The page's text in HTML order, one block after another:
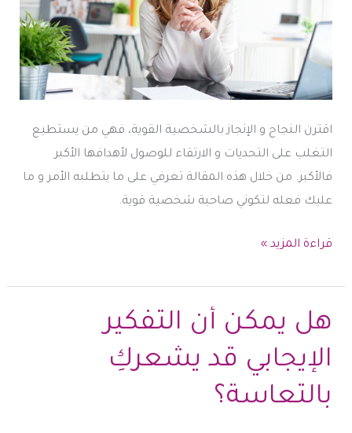
اقترن النجاح و الإنجاز بالشخصية القوية، فهي من يستطيع
التغلب على التحديات و الارتقاء للوصول لأهدافها الأكبر
فالأكبر. من خلال هذه المقالة تعرفي على ما يتطلبه الأمر و ما
عليك فعله لتكوني صاحبة شخصية قوية.
الشخصية
..
هل
صعب
التحقيق؟
قراءة المزيد »
هل يمكن أن التفكير
الإيجابي قد يشعركِ
بالتعاسة؟